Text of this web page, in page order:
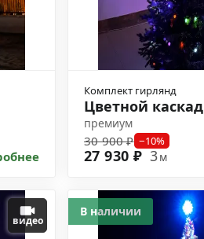
Комплект гирлянд
Цветной каскад
премиум
30 900 ₽ −10%
27 930 ₽ 3м
видео
В наличии